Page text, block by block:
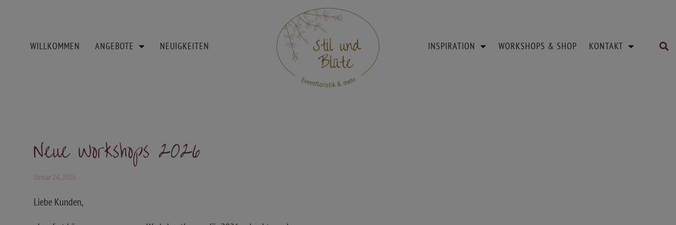
WILLKOMMEN ANGEBOTE NEUIGKEITEN INSPIRATION WORKSHOPS & SHOP KONTAKT
Neue Workshops 2026
Januar 24, 2026
Liebe Kunden,